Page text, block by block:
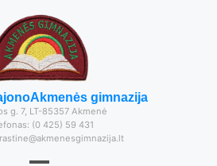
Akmenės gimnazija
g. 7, LT-85357 Akmenė
(0 425) 59 431